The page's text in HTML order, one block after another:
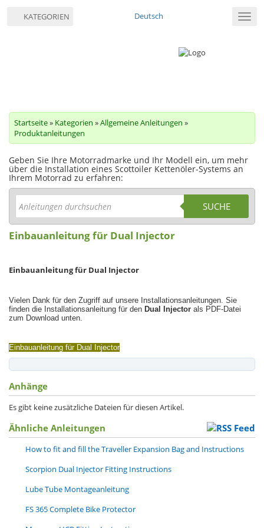
Deutsch
Startseite» Kategorien »Allgemeine Anleitungen »
Produktanleitungen
Geben Sie Ihre Motorradmarke und Ihr Modell ein, um mehr
über die Installation eines Scottoiler Kettenöler-Systems an
Ihrem Motorrad zu erfahren:
SUCHE
Einbauanleitung für Dual Injector
Einbauanleitung für Dual Injector
Vielen Dank für den Zugriff auf unsere Installationsanleitungen. Sie
finden die Installationsanleitung für den Dual Injector als PDF-Datei
zum Download unten.
Einbauanleitung für Dual Injector
Anhänge
Es gibt keine zusätzliche Dateien für diesen Artikel.
Ähnliche Anleitungen
How to fit and fill the Traveller Expansion Bag and Instructions
Scorpion Dual Injector Fitting Instructions
Lube Tube Montageanleitung
FS 365 Complete Bike Protector
KATEGORIEN